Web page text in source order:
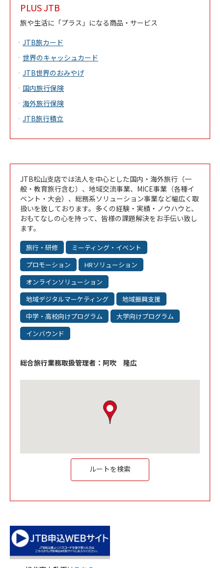
PLUS JTB
旅や生活に「プラス」になる商品・サービス
JTB旅カード
世界のキャッシュカード
JTB世界のおみやげ
国内旅行保険
海外旅行保険
JTB旅行積立
JTB松山支店では法人を中心とした国内・海外旅行（一
般・教育旅行含む）、地域交流事業、MICE事業（各種イ
ベント・大会）、総務系ソリューション事業など幅広く取
扱いを致しております。多くの経験・実績・ノウハウと、
おもてなしの心を持って、皆様の課題解決をお手伝い致し
ます。
旅行・研修
ミーティング・イベント
プロモーション
HRソリューション
オンラインソリューション
地域デジタルマーケティング
地域振興支援
中学・高校向けプログラム
大学向けプログラム
インバウンド
総合旅行業務取扱管理者：阿吹 隆広
ルートを検索